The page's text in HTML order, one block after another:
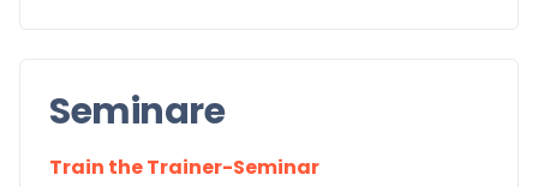
Seminare
Train the Trainer-Seminar